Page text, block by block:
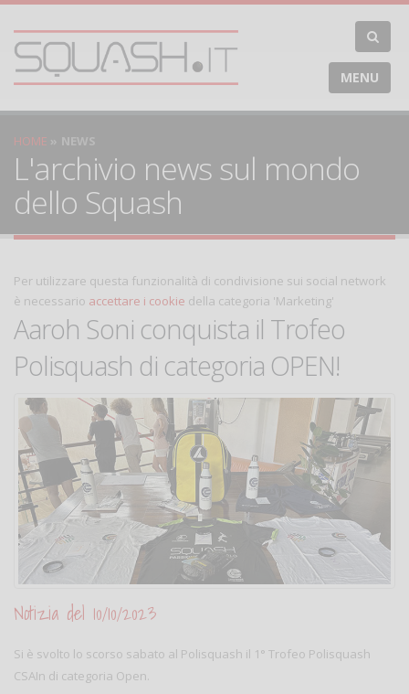
MENU
HOME NEWS
L'archivio news sul mondo
dello Squash
Per utilizzare questa funzionalità di condivisione sui social network
è necessario accettare i cookie della categoria 'Marketing'
Aaroh Soni conquista il Trofeo
Polisquash di categoria OPEN!
Notizia del 10/10/2023
Si è svolto lo scorso sabato al Polisquash il 1° Trofeo Polisquash
CSAIn di categoria Open.